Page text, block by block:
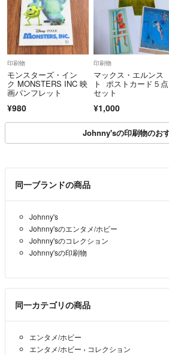
印刷物
モンスターズ・イン
ク MONSTERS INC 映
画パンフレット
¥980
印刷物
マックス・エルンス
ト ポストカード５点
セット
¥1,000
Johnny'sの印刷物のお
同一ブランドの商品
Johnny's
Johnny'sのエンタメ/ホビー
Johnny'sのコレクション
Johnny'sの印刷物
同一カテゴリの商品
エンタメ/ホビー
エンタメ/ホビー › コレクション